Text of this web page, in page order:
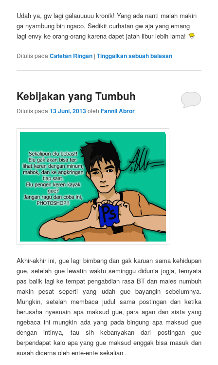
Udah ya, gw lagi galauuuuu kronik! Yang ada nanti malah makin
ga nyambung bin ngaco. Sedikit curhatan gw aja yang emang
lagi envy ke orang-orang karena dapet jatah libur lebih lama!
Ditulis pada Catetan Ringan |Tinggalkan sebuah balasan
Kebijakan yang Tumbuh
Ditulis pada13 Juni, 2013olehFannil Abror
Akhir-akhir ini, gue lagi bimbang dan gak karuan sama kehidupan
gue, setelah gue lewatin waktu seminggu didunia jogja, ternyata
pas balik lagi ke tempat pengabdian rasa BT dan males numbuh
makin pesat seperti yang udah gue bayangin sebelumnya.
Mungkin, setelah membaca judul sama postingan dan ketika
berusaha nyesuain apa maksud gue, para agan dan sista yang
ngebaca ini mungkin ada yang pada bingung apa maksud gue
dengan intinya, tau sih kebanyakan dari postingan gue
berpendapat kalo apa yang gue maksud enggak bisa masuk dan
susah dicerna oleh ente-ente sekalian .